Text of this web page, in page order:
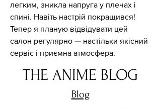
легким, зникла напруга у плечах і
спині. Навіть настрій покращився!
Тепер я планую відвідувати цей
салон регулярно — настільки якісний
сервіс і приємна атмосфера.
THE ANIME BLOG
Blog